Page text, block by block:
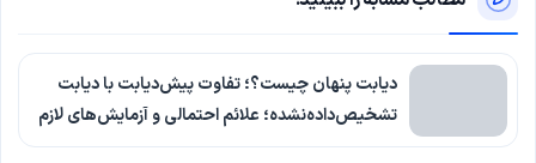
دیابت پنهان چیست؟؛ تفاوت پیش‌دیابت با دیابت
تشخیص‌داده‌نشده؛ علائم احتمالی و آزمایش‌های لازم